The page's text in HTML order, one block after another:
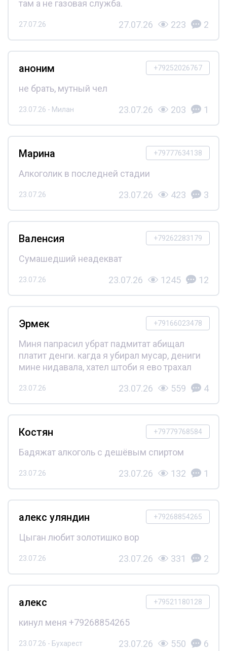
там а не газовая служба.
27.07.26 27.07.26 223 2
+79252026767
аноним
не брать, мутный чел
23.07.26 - Милан 23.07.26 203 1
+79777634138
Марина
Алкоголик в последней стадии
23.07.26 23.07.26 423 3
+79262283179
Валенсия
Сумашедший неадекват
23.07.26 23.07.26 1245 12
+79166023478
Эрмек
Миня папрасил убрат падмитат абищал
платит денги. кагда я убирал мусар, дениги
мине нидавала, хател штоби я ево трахал
23.07.26 23.07.26 559 4
+79779768584
Костян
Бадяжат алкоголь с дешёвым спиртом
23.07.26 23.07.26 132 1
+79268854265
алекс уляндин
Цыган любит золотишко вор
23.07.26 23.07.26 331 2
+79521180128
алекс
кинул меня +79268854265
23.07.26 - Бухарест 23.07.26 550 6